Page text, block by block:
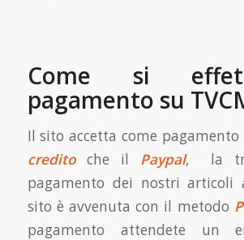
Come si
pagamento su
Il sito accetta come pagamento
creditoche il Paypal, la
pagamento dei nostri articoli
sito è avvenuta con il metodo
pagamento attendete un